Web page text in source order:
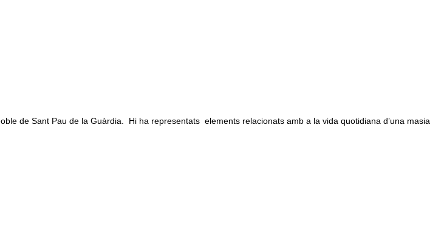
de Sant Pau de la Guàrdia. Hi ha representats elements relacionats amb a la vida quotidiana d’una masia